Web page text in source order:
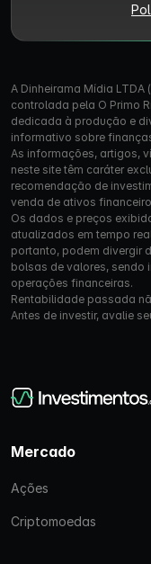
A Dinheirama Mídia LTDA
controlada pela O Primo
dedicada à produção e
informativo sobre
As informações, artigos,
neste site têm caráter
recomendação de
venda de ativos
Os dados e preços
atualizados em tempo
portanto, podem divergir
bolsas de valores, sendo
operações financeiras.
Rentabilidade passada
Antes de investir, avalie
Mercado
Ações
Criptomoedas